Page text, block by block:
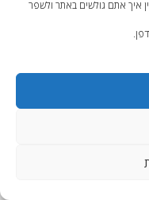
איך אתם גולשים באתר ולשפר
WordPress